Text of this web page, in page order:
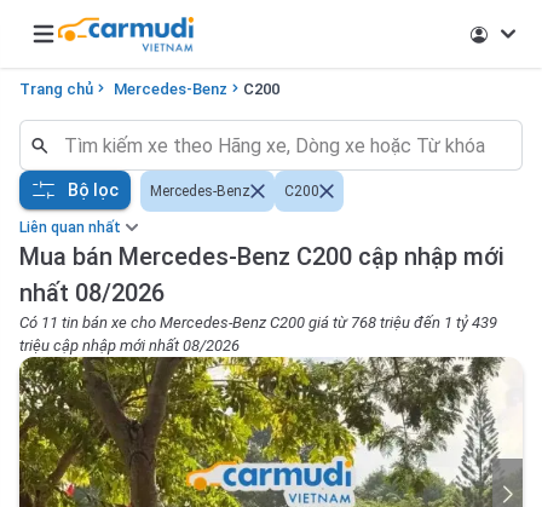
Open main menu
Trang chủ Mercedes-Benz C200
Liên quan nhất
Mua bán Mercedes-Benz C200 cập nhập mới
nhất 08/2026
Có 11 tin bán xe cho Mercedes-Benz C200 giá từ 768 triệu đến 1 tỷ 439
triệu cập nhập mới nhất 08/2026
Bộ lọc Mercedes-Benz C200